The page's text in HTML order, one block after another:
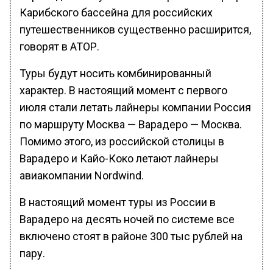
Карибского бассейна для российских
путешественников существенно расширится,
говорят в АТОР.
Туры будут носить комбинированный
характер. В настоящий момент с первого
июля стали летать лайнеры компании Россия
по маршруту Москва — Варадеро — Москва.
Помимо этого, из российской столицы в
Варадеро и Кайо-Коко летают лайнеры
авиакомпании Nordwind.
В настоящий момент туры из России в
Варадеро на десять ночей по системе все
включено стоят в районе 300 тыс рублей на
пару.